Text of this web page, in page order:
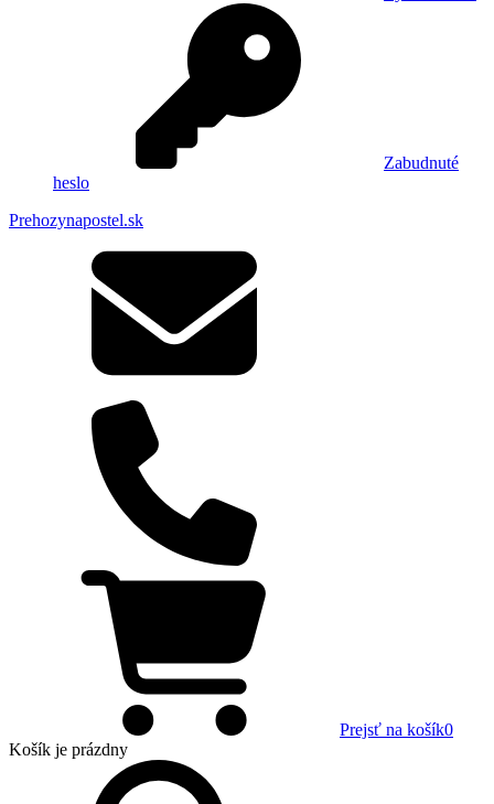
Zabudnuté
heslo
Prehozynapostel.sk
Prejsť na košík0
Košík je prázdny